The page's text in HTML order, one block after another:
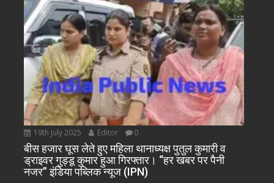
19th July 2025 Editor 0
बीस हजार घूस लेते हुए महिला थानाध्यक्ष पुतुल कुमारी व
ड्राइवर गुड्डू कुमार हुआ गिरफ्तार। “हर खबर पर पैनी
नजर” इंडिया पब्लिक न्यूज (IPN)